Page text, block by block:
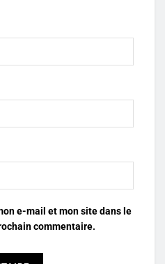
e-mail et mon site dans le
commentaire.